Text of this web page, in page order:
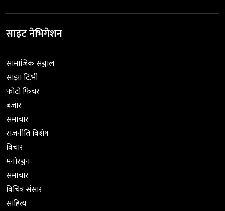
साइट नेभिगेशन
सामाजिक सञ्जाल
साझा टि.भी
फोटो फिचर
बजार
समाचार
राजनीति विशेष
विचार
मनोरञ्जन
समाचार
विचित्र संसार
साहित्य